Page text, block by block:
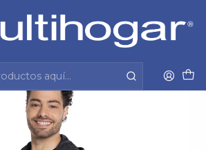
Vestuario formal y casual
Kannu Negro Knv619129N-009